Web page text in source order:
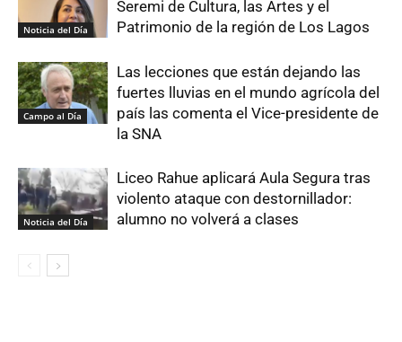
Noticia del Día
Seremi de Cultura, las Artes y el
Patrimonio de la región de Los Lagos
Campo al Día
Las lecciones que están dejando las
fuertes lluvias en el mundo agrícola del
país las comenta el Vice-presidente de
la SNA
Noticia del Día
Liceo Rahue aplicará Aula Segura tras
violento ataque con destornillador:
alumno no volverá a clases